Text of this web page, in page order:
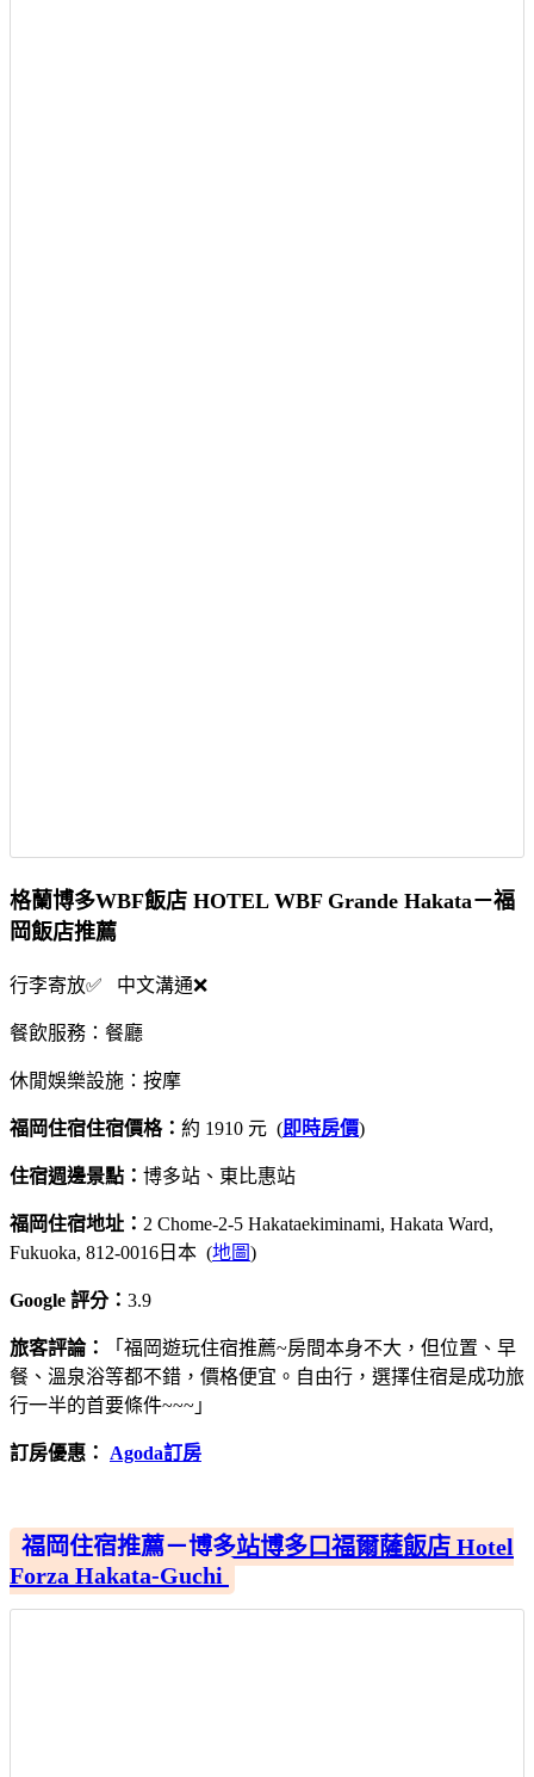
格蘭博多WBF飯店 HOTEL WBF Grande Hakata－福
岡飯店推薦
行李寄放✅ 中文溝通❌
餐飲服務：餐廳
休閒娛樂設施：按摩
福岡住宿住宿價格： 約 1910 元 (即時房價)
住宿週邊景點： 博多站、東比惠站
福岡住宿地址： 2 Chome-2-5 Hakataekiminami, Hakata Ward,
Fukuoka, 812-0016日本 (地圖)
Google 評分： 3.9
旅客評論：
「福岡遊玩住宿推薦~房間本身不大，但位置、早
餐、溫泉浴等都不錯，價格便宜。自由行，選擇住宿是成功旅
行一半的首要條件~~~」
訂房優惠： Agoda訂房
福岡住宿推薦－博多站博多口福爾薩飯店 Hotel
Forza Hakata-Guchi